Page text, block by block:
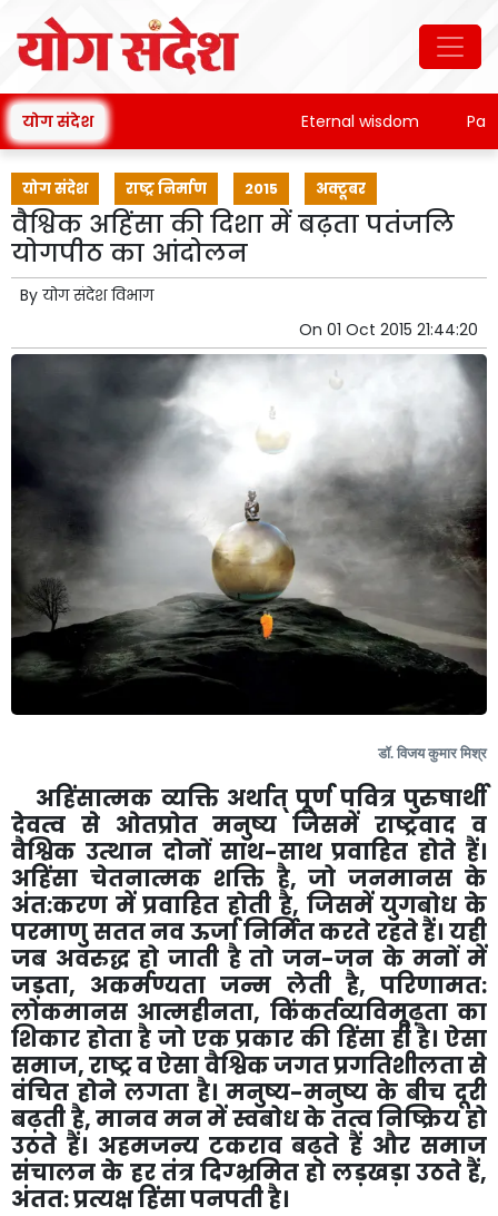
योग संदेश Eternal wisdom
योग संदेश राष्ट्र निर्माण 2015 अक्टूबर
वैश्विक अहिंसा की दिशा में बढ़ता पतंजलि
योगपीठ का आंदोलन
By योग संदेश विभाग
On 01 Oct 2015 21:44:20
डॉ. विजय कुमार मिश्र
अहिंसात्मक व्यक्ति अर्थात् पूर्ण पवित्र पुरुषार्थी
देवत्व से ओतप्रोत मनुष्य जिसमें राष्ट्रवाद व
वैश्विक उत्थान दोनों साथ-साथ प्रवाहित होते हैं।
अहिंसा चेतनात्मक शक्ति है,जो जनमानस के
अंत:करण में प्रवाहित होती है, जिसमें युगबोध के
परमाणु सतत नव ऊर्जा निर्मित करते रहते हैं। यही
जब अवरुद्ध हो जाती है तो जन-जन के मनों में
जड़ता, अकर्मण्यता जन्म लेती है,परिणामत:
लोकमानस आत्महीनता, किंकर्तव्यविमूढ़ता का
शिकार होता है जो एक प्रकार की हिंसा ही है। ऐसा
समाज,राष्ट्र व ऐसा वैश्विक जगत प्रगतिशीलता से
वंचित होने लगता है। मनुष्य-मनुष्य के बीच दूरी
बढ़ती है,मानव मन में स्वबोध के तत्व निष्क्रिय हो
उठते हैं। अहमजन्य टकराव बढ़ते हैं और समाज
संचालन के हर तंत्र दिग्भ्रमित हो लड़खड़ा उठते हैं,
अंतत: प्रत्यक्ष हिंसा पनपती है।